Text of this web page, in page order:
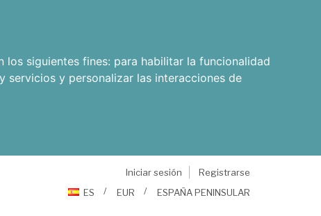
los siguientes fines: para habilitar la funcionalidad
servicios y personalizar las interacciones de
Iniciar sesión
Registrarse
ES
EUR ESPAÑA PENINSULAR